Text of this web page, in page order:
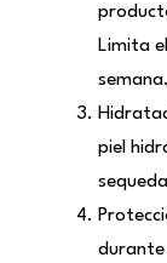
Limita
semana.
piel
durante